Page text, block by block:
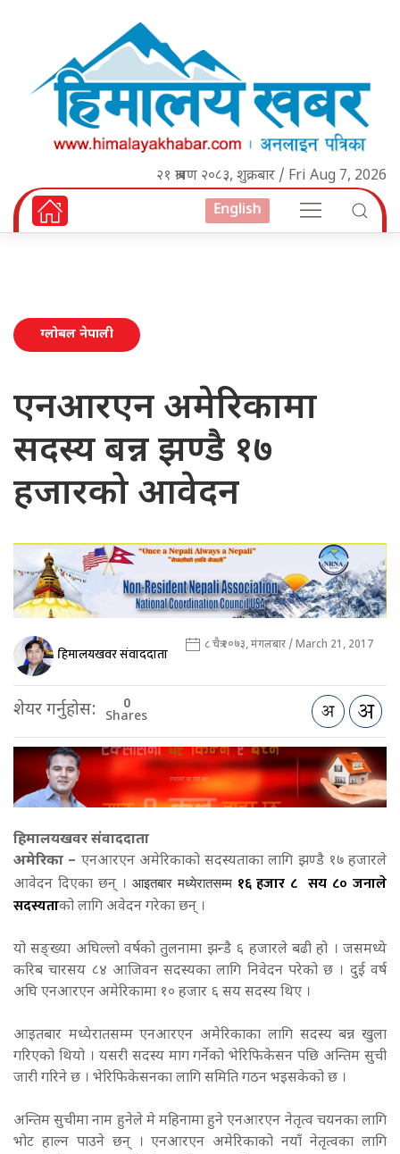
२१ श्रावण २०८३, शुक्रबार / Fri Aug 7, 2026
English
ग्लोबल नेपाली
एनआरएन अमेरिकामा
सदस्य बन्न झण्डै १७
हजारको आवेदन
हिमालयखवर संवाददाता ८ चैत्र २०७३, मंगलबार / March 21, 2017
शेयर गर्नुहोस: 0
Shares
हिमालयखवर संवाददाता
अमेरिका – एनआरएन अमेरिकाको सदस्यताका लागि झण्डै १७ हजारले
आवेदन दिएका छन् । आइतबार मध्येरातसम्म १६ हजार ८ सय ८० जनाले
सदस्यताको लागि अवेदन गरेका छन् ।
यो सङ्ख्या अघिल्लो वर्षको तुलनामा झन्डै ६ हजारले बढी हो । जसमध्ये
करिब चारसय ८४ आजिवन सदस्यका लागि निवेदन परेको छ । दुई वर्ष
अघि एनआरएन अमेरिकामा १० हजार ६ सय सदस्य थिए ।
आइतबार मध्येरातसम्म एनआरएन अमेरिकाका लागि सदस्य बन्न खुला
गरिएको थियो । यसरी सदस्य माग गर्नेको भेरिफिकेसन पछि अन्तिम सुची
जारी गरिने छ । भेरिफिकेसनका लागि समिति गठन भइसकेको छ ।
अन्तिम सुचीमा नाम हुनेले मे महिनामा हुने एनआरएन नेतृत्व चयनका लागि
भोट हाल्न पाउने छन् । एनआरएन अमेरिकाको नयाँ नेतृत्वका लागि